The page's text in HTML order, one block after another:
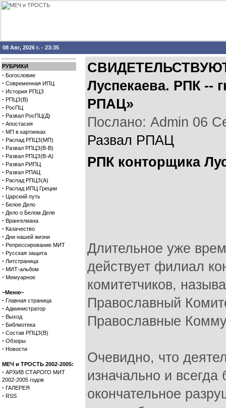
08 Авг, 2026 г. - 23:35
РУБРИКИ
· Богословие
· Современная ИПЦ
· История РПЦЗ
· РПЦЗ(В)
· РосПЦ
· Развал РосПЦ(Д)
· Апостасия
· МП в картинках
· Распад РПЦЗ(МП)
· Развал РПЦЗ(В-В)
· Развал РПЦЗ(В-А)
· Развал РИПЦ
· Развал РПАЦ
· Распад РПЦЗ(А)
· Распад ИПЦ Греции
· Царский путь
· Белое Дело
· Дело о Белом Деле
· Врангелиана
· Казачество
· Дни нашей жизни
· Репрессирование МИТ
· Русская защита
· Литстраница
· МИТ-альбом
· Мемуарное
~Меню~
· Главная страница
· Администратор
· Выход
· Библиотека
· Состав РПЦЗ(В)
· Обзоры
· Новости
МЕЧ и ТРОСТЬ 2002-2005:
· АРХИВ СТАРОГО МИТ
2002-2005 годов
· ГАЛЕРЕЯ
· RSS
Луспекаева. РПК --
РПАЦ»
Послано: Admin 06
Развал РПАЦ
РПК конторщика
Длительное уже
действует филиал
комитетчиков,
Православный
Православные
Очевидно, что
изначально и
окончательное